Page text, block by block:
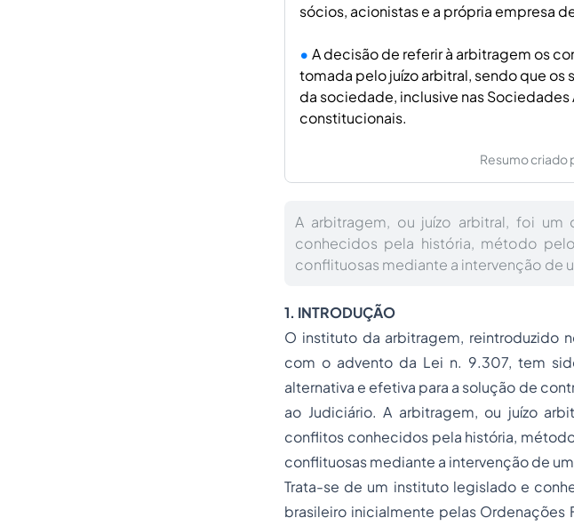
sócios, acionistas e a própria empresa
A decisão de referir à arbitragem os
tomada pelo juízo arbitral, sendo que
da sociedade, inclusive nas
constitucionais.
Resumo criado
A arbitragem, ou juízo arbitral, foi
conhecidos pela história, método
conflituosas mediante a intervenção de
1. INTRODUÇÃO
O instituto da arbitragem, reintroduzido
com o advento da Lei n. 9.307, tem
alternativa e efetiva para a solução de
ao Judiciário. A arbitragem, ou juízo
conflitos conhecidos pela história,
conflituosas mediante a intervenção de
Trata-se de um instituto legislado e
brasileiro inicialmente pelas